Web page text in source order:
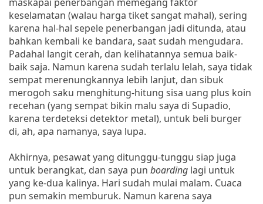
keselamatan (walau harga tiket sangat mahal), sering
karena hal-hal sepele penerbangan jadi ditunda, atau
bahkan kembali ke bandara, saat sudah mengudara.
Padahal langit cerah, dan kelihatannya semua baik-
baik saja. Namun karena sudah terlalu lelah, saya tidak
sempat merenungkannya lebih lanjut, dan sibuk
merogoh saku menghitung-hitung sisa uang plus koin
recehan (yang sempat bikin malu saya di Supadio,
karena terdeteksi detektor metal), untuk beli burger
di, ah, apa namanya, saya lupa.
Akhirnya, pesawat yang ditunggu-tunggu siap juga
untuk berangkat, dan saya pun boarding lagi untuk
yang ke-dua kalinya. Hari sudah mulai malam. Cuaca
pun semakin memburuk. Namun karena saya